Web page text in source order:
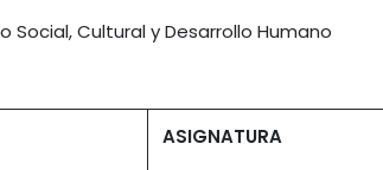
Social, Cultural y Desarrollo Humano
ASIGNATURA